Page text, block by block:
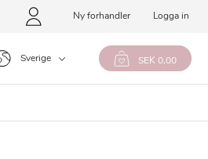
Ny forhandler Logga in
Sverige SEK 0,00